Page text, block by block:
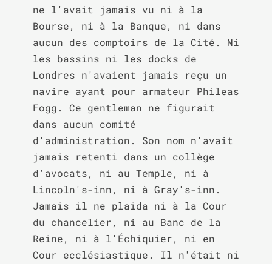
ne l'avait jamais vu ni à la
Bourse, ni à la Banque, ni dans
aucun des comptoirs de la Cité. Ni
les bassins ni les docks de
Londres n'avaient jamais reçu un
navire ayant pour armateur Phileas
Fogg. Ce gentleman ne figurait
dans aucun comité
d'administration. Son nom n'avait
jamais retenti dans un collège
d'avocats, ni au Temple, ni à
Lincoln's-inn, ni à Gray's-inn.
Jamais il ne plaida ni à la Cour
du chancelier, ni au Banc de la
Reine, ni à l'Échiquier, ni en
Cour ecclésiastique. Il n'était ni